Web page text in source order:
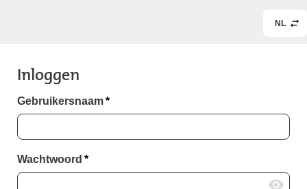
NL
Inloggen
Gebruikersnaam*
Wachtwoord *